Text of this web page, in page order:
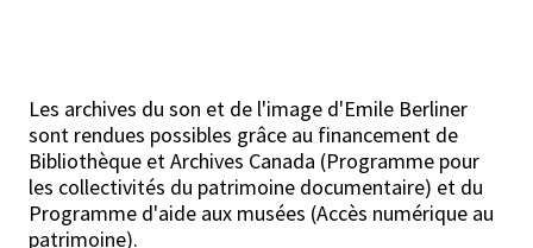
Les archives du son et de l'image d'Emile Berliner
sont rendues possibles grâce au financement de
Bibliothèque et Archives Canada (Programme pour
les collectivités du patrimoine documentaire) et du
Programme d'aide aux musées (Accès numérique au
patrimoine).